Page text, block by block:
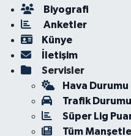
Biyografi
Anketler
Künye
İletişim
Servisler
Hava Durumu
Trafik Durumu
Süper Lig
Tüm